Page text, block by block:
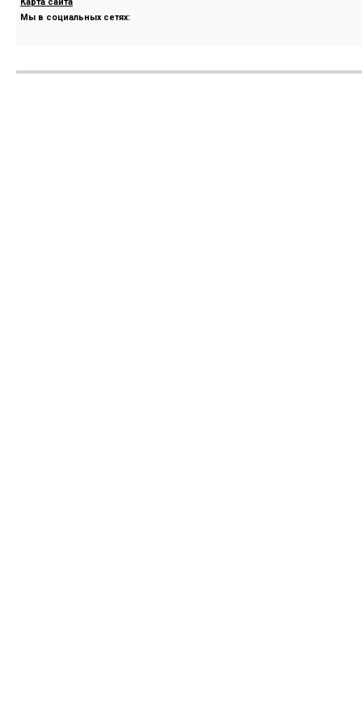
Карта сайта
Мы в социальных сетях: